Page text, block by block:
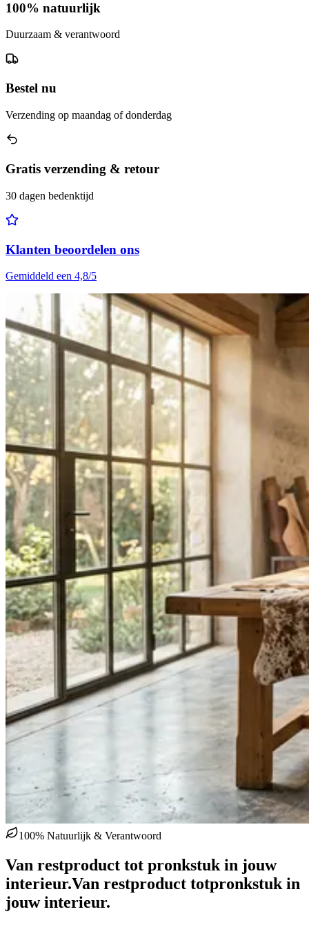
100% natuurlijk
Duurzaam & verantwoord
Bestel nu
Verzending op maandag of donderdag
Gratis verzending & retour
30 dagen bedenktijd
Klanten beoordelen ons
Gemiddeld een 4,8/5
100% Natuurlijk & Verantwoord
Van restproduct tot pronkstuk in jouw
interieur.Van restproduct totpronkstuk in
jouw interieur.